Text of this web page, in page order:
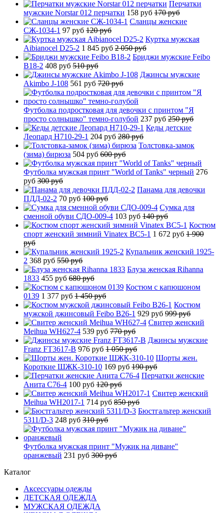
Перчатки
мужские Norstar 012 перчатки 158 руб 170 руб
Сланцы женские
СЖ-1034-1 97 руб 120 руб
Куртка мужская
Aibianocel D25-2 1 845 руб 2 050 руб
Бриджи мужские Feibo
B18-2 408 руб 510 руб
Джинсы мужские
Akimbo J-108 561 руб 720 руб
Футболка подростковая для девочки с принтом "Я
просто солнышко" темно-голубой 237 руб 250 руб
Кеды детские
Леопард H710-29-1 204 руб 280 руб
Толстовка-замок
(зима) бирюза 504 руб 600 руб
Футболка мужская принт "World of Tanks" черный 276
руб 300 руб
Панама для девочки
ПДД-02-2 70 руб 100 руб
Сумка для
сменной обуви СДО-009-4 103 руб 140 руб
Костюм
спорт женский зимний Vinatex BC5-1 1 672 руб 1 900
руб
Купальник женский 1925-
2 368 руб 550 руб
Блуза женская Rihanna
1833 455 руб 680 руб
Костюм с капюшоном
0139 1 377 руб 1 450 руб
Костюм
мужской джинсовый Feibo B26-1 929 руб 999 руб
Свитер женский
Meihua WH627-4 539 руб 770 руб
Джинсы мужские
Franz FT3617-B 976 руб 1 050 руб
Шорты жен.
Короткие ШЖК-310-10 169 руб 190 руб
Перчатки женские
Анита C76-4 100 руб 120 руб
Свитер женский
Meihua WH2017-1 714 руб 850 руб
Бюстгальтер женский
5311/D-3 248 руб 310 руб
Футболка мужская принт "Мужик на диване"
оранжевый 231 руб 300 руб
Каталог
Аксессуары одежды
ДЕТСКАЯ ОДЕЖДА
МУЖСКАЯ ОДЕЖДА